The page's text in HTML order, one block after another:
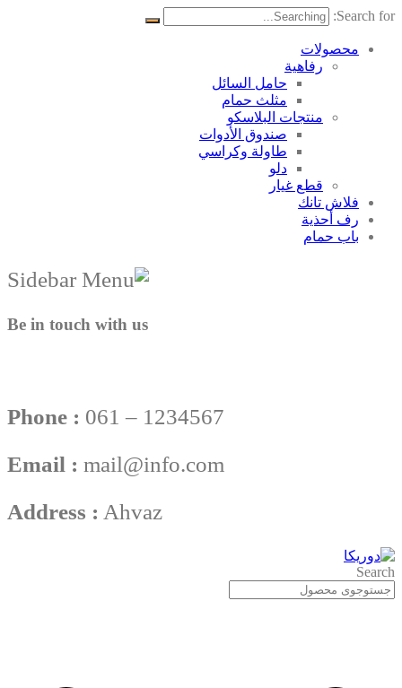
Search for:
محصولات
رفاهية
حامل السائل
مثلث حمام
منتجات البلاسکو
صندوق الأدوات
طاولة وكراسي
دلو
قطع غيار
فلاش تانك
رف أحذية
باب حمام
Be in touch with us
Phone : 061 – 1234567
Email : mail@info.com
Address : Ahvaz
Search